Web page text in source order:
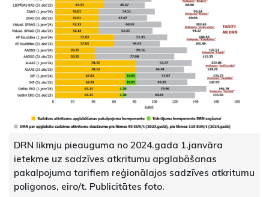
DRN likmju pieauguma no 2024.gada 1.janvāra
ietekme uz sadzīves atkritumu apglabāšanas
pakalpojuma tarifiem reģionālajos sadzīves atkritumu
poligonos, eiro/t. Publicitātes foto.